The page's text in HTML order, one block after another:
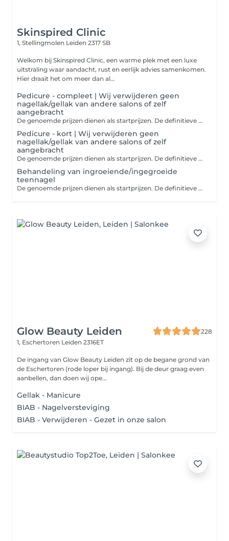
Skinspired Clinic
1, Stellingmolen Leiden 2317 SB
Welkom bij Skinspired Clinic, een warme plek met een luxe
uitstraling waar aandacht, rust en eerlijk advies samenkomen.
Hier draait het om meer dan al...
Pedicure - compleet | Wij verwijderen geen
nagellak/gellak van andere salons of zelf
aangebracht
De genoemde prijzen dienen als startprijzen. De definitieve kosten worden bepaald en besproken in de salon, afhankelijk van jouw situatie en wat daarbij de mogelijkheden zijn. Als je online betaalt, wordt eventueel prijsverschil bij de salon verrekend. Let op: er kan niet meer gepind worden in de salon, alleen contante betaling. Let op! Patiënten met diabetes: het is niet mogelijk om online een boeking te maken bij deze salon i.v.m. het zorgstelsel. Dit kan alleen telefonisch. Let op: Wij bieden geen service voor het verwijderen van nagellak/gellak, of het nu van andere salons is of zelf aangebracht. De pedicure compleet behandeling bestaat uit: - Het knippen en vijlen van de nagels - Het verzorgen van de nagelriemen - Het verwijderen van eelt en/of likdoorns - Het behandelen van kloven - Het behandelen van ingroeiende/ingegroeide teennagels (exclusief nagelbeugel) en schimmelnagels Nagelreparatie: Soms kan je natuurlijke nagel beschadigd raken en reparatie nodig hebben. Afhankelijk van de ernst van de beschadiging, kan er een nieuwe nagel of versteviging gecreëerd worden met behulp van een speciale gel. Paraffine behandeling: Wanneer je huid droog is en extra verzorging goed kan gebruiken, is paraffine zeer geschikt. De warme paraffine trekt goed in, hydrateert en zorgt voor een zachte huid. HFL Fungicheck: De Fungicheck is ontworpen als een specifieke test voor dermatofyten, een soort schimmels die nagelinfecties kunnen veroorzaken. Deze test richt zich dus specifiek op schimmels die nagels aantasten. De resultaten van de test onthullen of er inderdaad sprake is van een schimmelnagel, en op basis daarvan kan worden bepaald welke stappen genomen kunnen worden om de nagel weer gezonder te maken.
Pedicure - kort | Wij verwijderen geen
nagellak/gellak van andere salons of zelf
aangebracht
De genoemde prijzen dienen als startprijzen. De definitieve kosten worden bepaald en besproken in de salon, afhankelijk van jouw situatie en wat daarbij de mogelijkheden zijn. Als je online betaalt, wordt eventueel prijsverschil bij de salon verrekend. Let op: er kan niet meer gepind worden in de salon, alleen contante betaling. Let op! Patiënten met diabetes: het is niet mogelijk om online een boeking te maken bij deze salon i.v.m. het zorgstelsel. Dit kan alleen telefonisch. Let op: Wij bieden geen service voor het verwijderen van nagellak/gellak, of het nu van andere salons is of zelf aangebracht. De korte pedicure behandeling bestaat uit: - Het knippen en vijlen van de nagels - Het verzorgen van de nagelriemen Nagelreparatie: Soms kan je natuurlijke nagel beschadigd raken en reparatie nodig hebben. Afhankelijk van de ernst van de beschadiging, kan er een nieuwe nagel of versteviging gecreëerd worden met behulp van een speciale gel. HFL Fungicheck: De Fungicheck is ontworpen als een specifieke test voor dermatofyten, een soort schimmels die nagelinfecties kunnen veroorzaken. Deze test richt zich dus specifiek op schimmels die nagels aantasten. De resultaten van de test onthullen of er inderdaad sprake is van een schimmelnagel, en op basis daarvan kan worden bepaald welke stappen genomen kunnen worden om de nagel weer gezonder te maken.
Behandeling van ingroeiende/ingegroeide
teennagel
De genoemde prijzen dienen als startprijzen. De definitieve kosten worden bepaald en besproken in de salon, afhankelijk van jouw situatie en wat daarbij de mogelijkheden zijn. Als je online betaalt, wordt eventueel prijsverschil bij de salon verrekend. Let op: er kan niet meer gepind worden in de salon, alleen contante betaling. Let op! Patiënten met diabetes: het is niet mogelijk om online een boeking te maken bij deze salon i.v.m. het zorgstelsel. Dit kan alleen telefonisch. Let op: Wij bieden geen service voor het verwijderen van nagellak/gellak, of het nu van andere salons is of zelf aangebracht.
Glow Beauty Leiden
228
1, Eschertoren Leiden 2316ET
De ingang van Glow Beauty Leiden zit op de begane grond van
de Eschertoren (rode loper bij ingang). Bij de deur graag even
aanbellen, dan doen wij ope...
Gellak - Manicure
BIAB - Nagelversteviging
BIAB - Verwijderen - Gezet in onze salon